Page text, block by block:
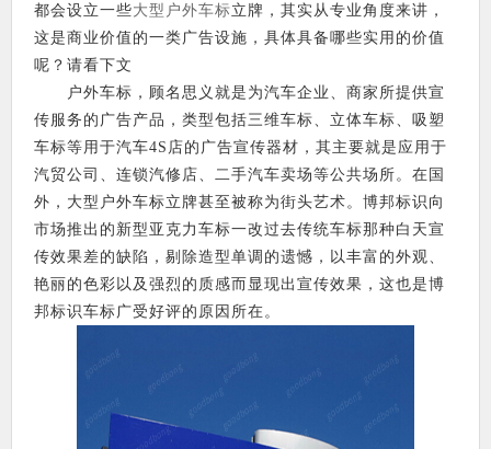
都会设立一些大型户外车标立牌，其实从专业角度来讲，
这是商业价值的一类广告设施，具体具备哪些实用的价值
呢？请看下文
户外车标，顾名思义就是为汽车企业、商家所提供宣
传服务的广告产品，类型包括三维车标、立体车标、吸塑
车标等用于汽车4S店的广告宣传器材，其主要就是应用于
汽贸公司、连锁汽修店、二手汽车卖场等公共场所。在国
外，大型户外车标立牌甚至被称为街头艺术。博邦标识向
市场推出的新型亚克力车标一改过去传统车标那种白天宣
传效果差的缺陷，剔除造型单调的遗憾，以丰富的外观、
艳丽的色彩以及强烈的质感而显现出宣传效果，这也是博
邦标识车标广受好评的原因所在。